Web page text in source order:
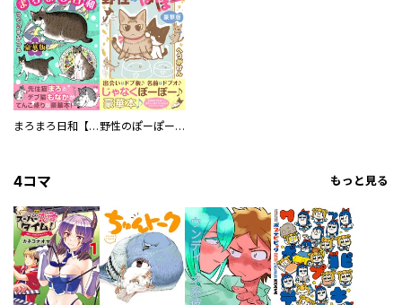
まろまろ日和【豪華版】 野性のぽーぽー【豪華版】
4コマ もっと見る